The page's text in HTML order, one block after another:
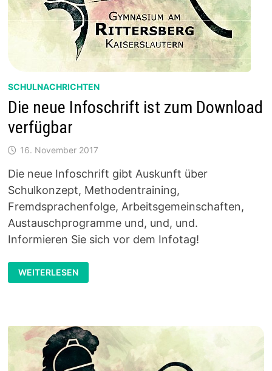
SCHULNACHRICHTEN
Die neue Infoschrift ist zum Download
verfügbar
16. November 2017
Die neue Infoschrift gibt Auskunft über
Schulkonzept, Methodentraining,
Fremdsprachenfolge, Arbeitsgemeinschaften,
Austauschprogramme und, und, und.
Informieren Sie sich vor dem Infotag!
DIE
NEUE
INFOSCHRIFT
WEITERLESEN